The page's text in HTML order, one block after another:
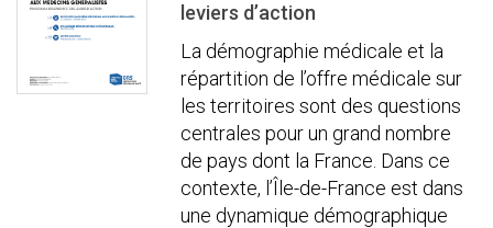
leviers d’action
La démographie médicale et la
répartition de l’offre médicale sur
les territoires sont des questions
centrales pour un grand nombre
de pays dont la France. Dans ce
contexte, l’Île-de-France est dans
une dynamique démographique